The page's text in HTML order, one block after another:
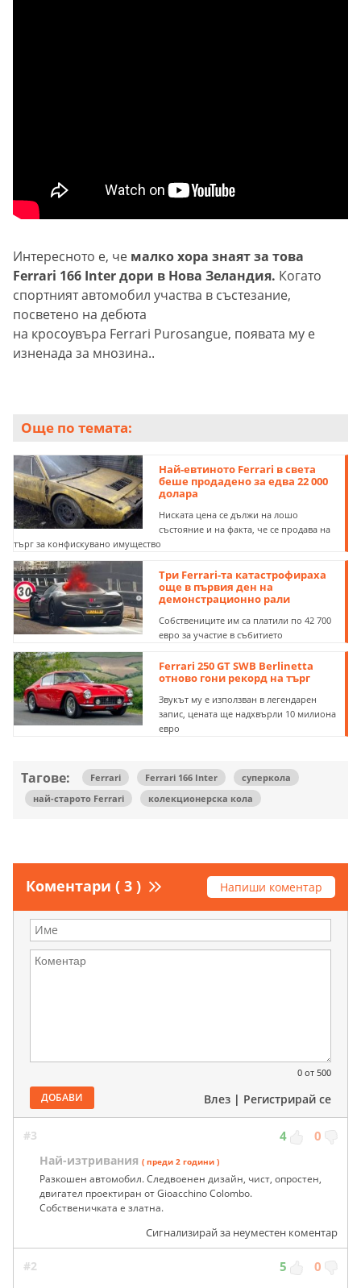
Интересното е, че малко хора знаят за това
Ferrari 166 Inter дори в Нова Зеландия. Когато
спортният автомобил участва в състезание,
посветено на дебюта
на кросоувъра Ferrari Purosangue, появата му е
изненада за мнозина..
Още по темата:
Най-евтиното Ferrari в света
беше продадено за едва 22 000
долара
Ниската цена се дължи на лошо
състояние и на факта, че се продава на
търг за конфискувано имущество
Три Ferrari-та катастрофираха
още в първия ден на
демонстрационно рали
Собствениците им са платили по 42 700
евро за участие в събитието
Ferrari 250 GT SWB Berlinetta
отново гони рекорд на търг
Звукът му е използван в легендарен
запис, цената ще надхвърли 10 милиона
евро
Тагове: Ferrari Ferrari 166 Inter
суперкола
най-старото Ferrari
колекционерска кола
Коментари ( 3 ) Напиши коментар
0 от 500
ДОБАВИ Влез | Регистрирай се
#3 4 0
Най-изтривания ( преди 2 години )
Разкошен автомобил. Следвоенен дизайн, чист, опростен,
двигател проектиран от Gioacchino Colombo.
Собственичката е златна.
Сигнализирай за неуместен коментар
#2 5 0